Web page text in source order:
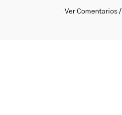
Ver Comentarios